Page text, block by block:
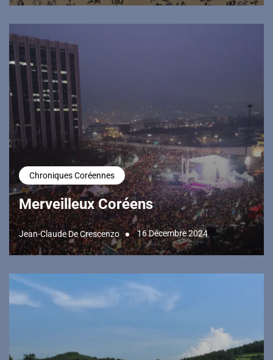
Chroniques Coréennes
Merveilleux Coréens
Jean-Claude De Crescenzo 16 Décembre 2024